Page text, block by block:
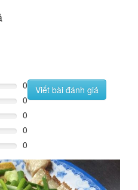
0
0
0
0
0
Viết bài đánh giá